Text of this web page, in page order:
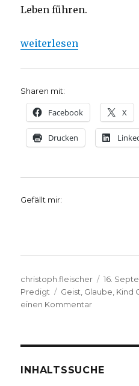
Leben führen.
„Predigt über Galater 5,
weiterlesen
Sharen mit:
Facebook X
Drucken
Gefällt mir:
Autor
christoph.fleischer
am
16.
Predigt
Schlagwörter
Geist Glaube Kind
einen Kommentarzu
25
INHALTSSUCHE